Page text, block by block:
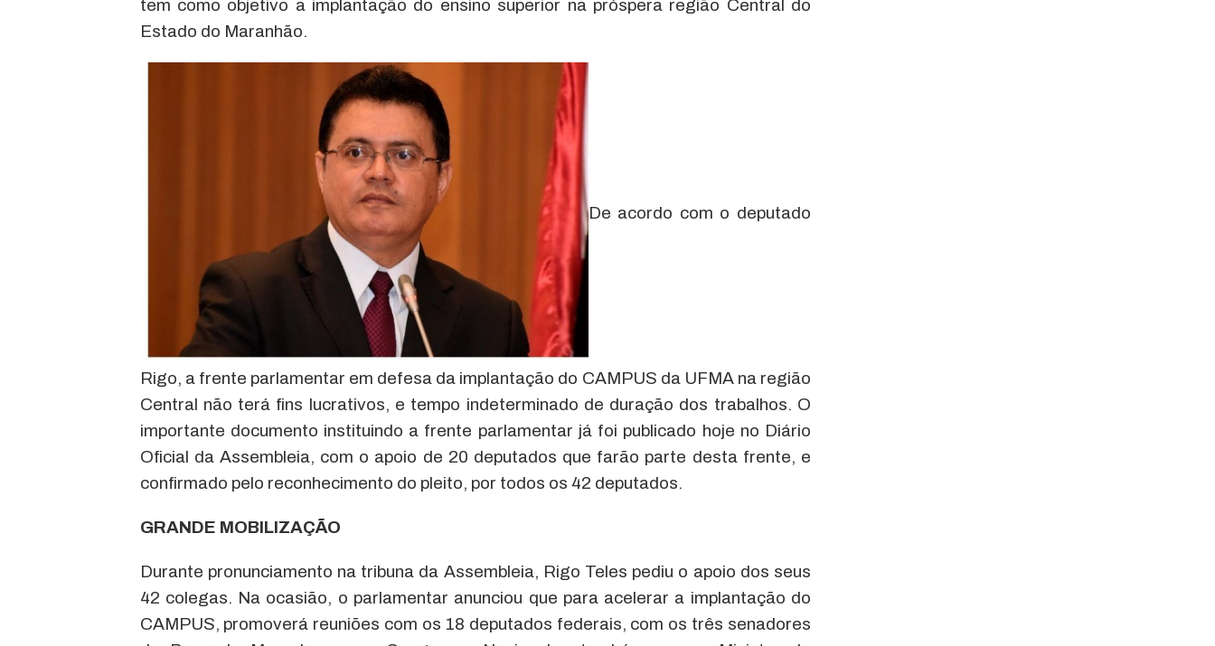
tem como objetivo a implantação do ensino superior na próspera região Central do
Estado do Maranhão.
De acordo com o deputado
Rigo, a frente parlamentar em defesa da implantação do CAMPUS da UFMA na região
Central não terá fins lucrativos, e tempo indeterminado de duração dos trabalhos. O
importante documento instituindo a frente parlamentar já foi publicado hoje no Diário
Oficial da Assembleia, com o apoio de 20 deputados que farão parte desta frente, e
confirmado pelo reconhecimento do pleito, por todos os 42 deputados.
GRANDE MOBILIZAÇÃO
Durante pronunciamento na tribuna da Assembleia, Rigo Teles pediu o apoio dos seus
42 colegas. Na ocasião, o parlamentar anunciou que para acelerar a implantação do
CAMPUS, promoverá reuniões com os 18 deputados federais, com os três senadores